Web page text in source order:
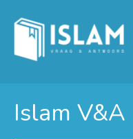
Islam V&A